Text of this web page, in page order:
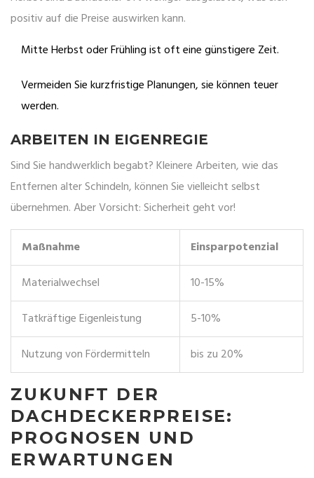
positiv auf die Preise auswirken kann.
Mitte Herbst oder Frühling ist oft eine günstigere Zeit.
Vermeiden Sie kurzfristige Planungen, sie können teuer
werden.
ARBEITEN IN EIGENREGIE
Sind Sie handwerklich begabt? Kleinere Arbeiten, wie das
Entfernen alter Schindeln, können Sie vielleicht selbst
übernehmen. Aber Vorsicht: Sicherheit geht vor!
Maßnahme
Einsparpotenzial
Materialwechsel
10-15%
Tatkräftige Eigenleistung
5-10%
Nutzung von Fördermitteln
bis zu 20%
ZUKUNFT DER
DACHDECKERPREISE:
PROGNOSEN UND
ERWARTUNGEN